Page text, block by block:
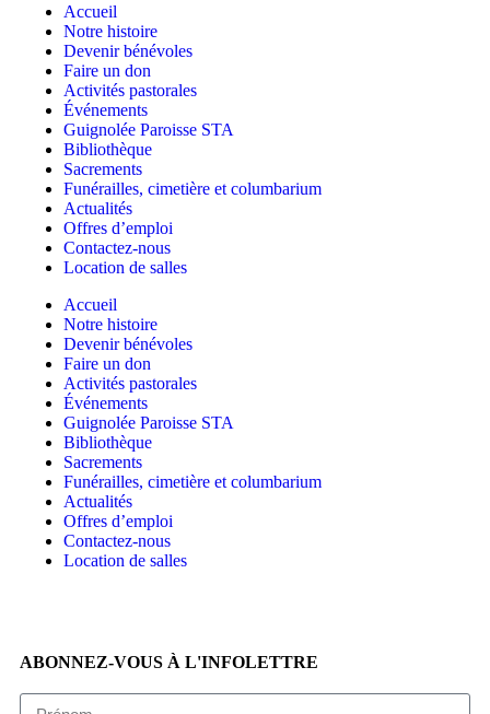
Accueil
Notre histoire
Devenir bénévoles
Faire un don
Activités pastorales
Événements
Guignolée Paroisse STA
Bibliothèque
Sacrements
Funérailles, cimetière et columbarium
Actualités
Offres d’emploi
Contactez-nous
Location de salles
Accueil
Notre histoire
Devenir bénévoles
Faire un don
Activités pastorales
Événements
Guignolée Paroisse STA
Bibliothèque
Sacrements
Funérailles, cimetière et columbarium
Actualités
Offres d’emploi
Contactez-nous
Location de salles
ABONNEZ-VOUS À L'INFOLETTRE